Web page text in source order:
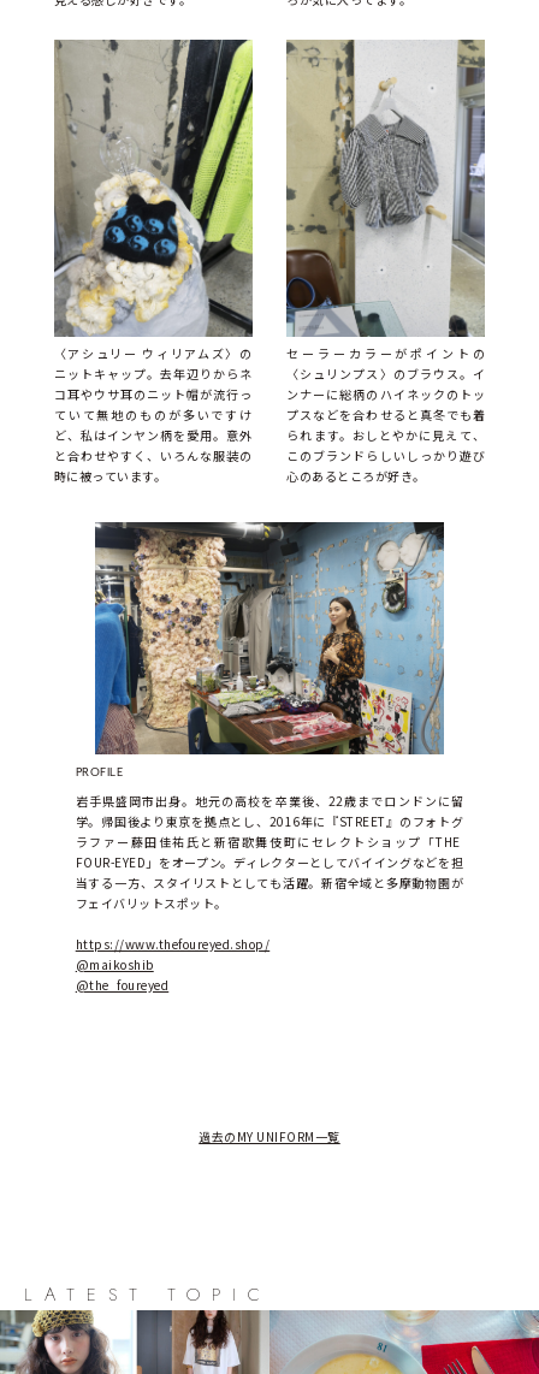
〈アシュリー ウィリアムズ〉の
ニットキャップ。去年辺りからネ
コ耳やウサ耳のニット帽が流行っ
ていて無地のものが多いですけ
ど、私はインヤン柄を愛用。意外
と合わせやすく、いろんな服装の
時に被っています。
セーラーカラーがポイントの
〈シュリンプス〉のブラウス。イ
ンナーに総柄のハイネックのトッ
プスなどを合わせると真冬でも着
られます。おしとやかに見えて、
このブランドらしいしっかり遊び
心のあるところが好き。
PROFILE
岩手県盛岡市出身。地元の高校を卒業後、22歳までロンドンに留
学。帰国後より東京を拠点とし、2016年に『STREET』のフォトグ
ラファー藤田佳祐氏と新宿歌舞伎町にセレクトショップ「THE
FOUR-EYED」をオープン。ディレクターとしてバイイングなどを担
当する一方、スタイリストとしても活躍。新宿全域と多摩動物園が
フェイバリットスポット。
https://www.thefoureyed.shop/
@maikoshib
@the_foureyed
過去のMY UNIFORM一覧
LATEST TOPIC